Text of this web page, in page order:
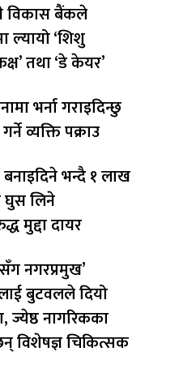
विकास बैंकले
ल्यायो ‘शिशु
तथा ‘डे केयर’
भर्ना गराइदिन्छु
व्यक्ति पक्राउ
बनाइदिने भन्दै १ लाख
घुस लिने
मुद्दा दायर
नगरप्रमुख’
बुटवलले दियो
ज्येष्ठ नागरिकका
विशेषज्ञ चिकित्सक